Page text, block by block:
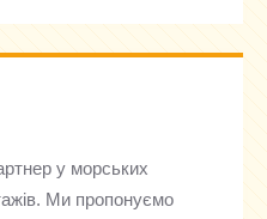
у морських
Ми пропонуємо